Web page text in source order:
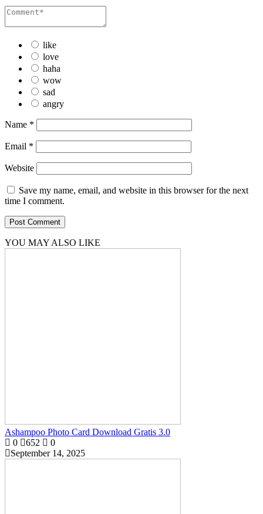
like
love
haha
wow
sad
angry
Name *
Email *
Website
Save my name, email, and website in this browser for the next
time I comment.
YOU MAY ALSO LIKE
Ashampoo Photo Card Download Gratis 3.0
0
652
0
September 14, 2025